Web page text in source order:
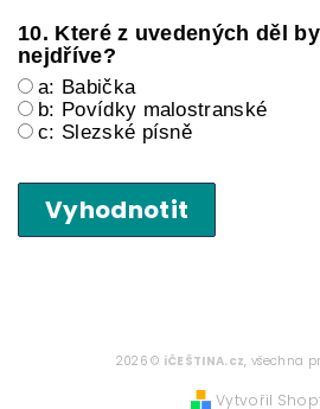
10. Které z uvedených děl
nejdříve?
a: Babička
b: Povídky malostranské
c: Slezské písně
Vyhodnotit
2026 © iČEŠTINA.cz, všechna
Vytvořil